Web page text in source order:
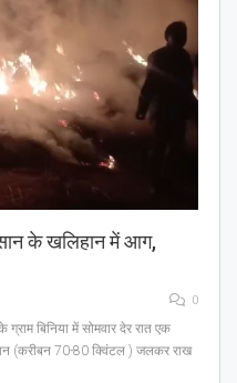
के खलिहान में आग,
0
बिनिया में सोमवार देर रात एक
(करीबन 70-80 क्विंटल ) जलकर राख